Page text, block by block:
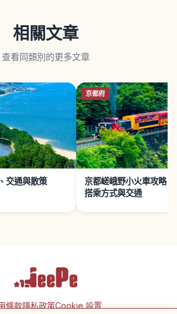
相關文章
查看同類別的更多文章
交通與散策
京都府
京都嵯峨野小火車攻略
搭乘方式與交通
條款隱私政策Cookie 設置